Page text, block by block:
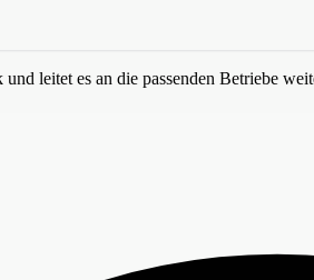
leitet es an die passenden Betriebe